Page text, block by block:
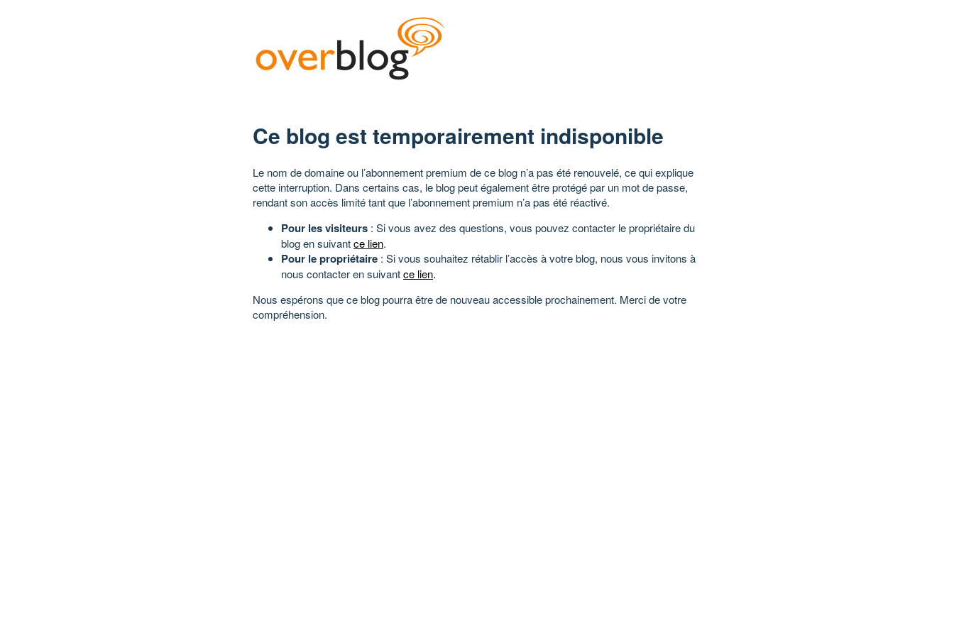
Ce blog est temporairement indisponible
Le nom de domaine ou l’abonnement premium de ce blog n’a pas été renouvelé, ce qui explique
cette interruption. Dans certains cas, le blog peut également être protégé par un mot de passe,
rendant son accès limité tant que l’abonnement premium n’a pas été réactivé.
Pour les visiteurs : Si vous avez des questions, vous pouvez contacter le propriétaire du
blog en suivantce lien.
Pour le propriétaire : Si vous souhaitez rétablir l’accès à votre blog, nous vous invitons à
nous contacter en suivantce lien.
Nous espérons que ce blog pourra être de nouveau accessible prochainement. Merci de votre
compréhension.